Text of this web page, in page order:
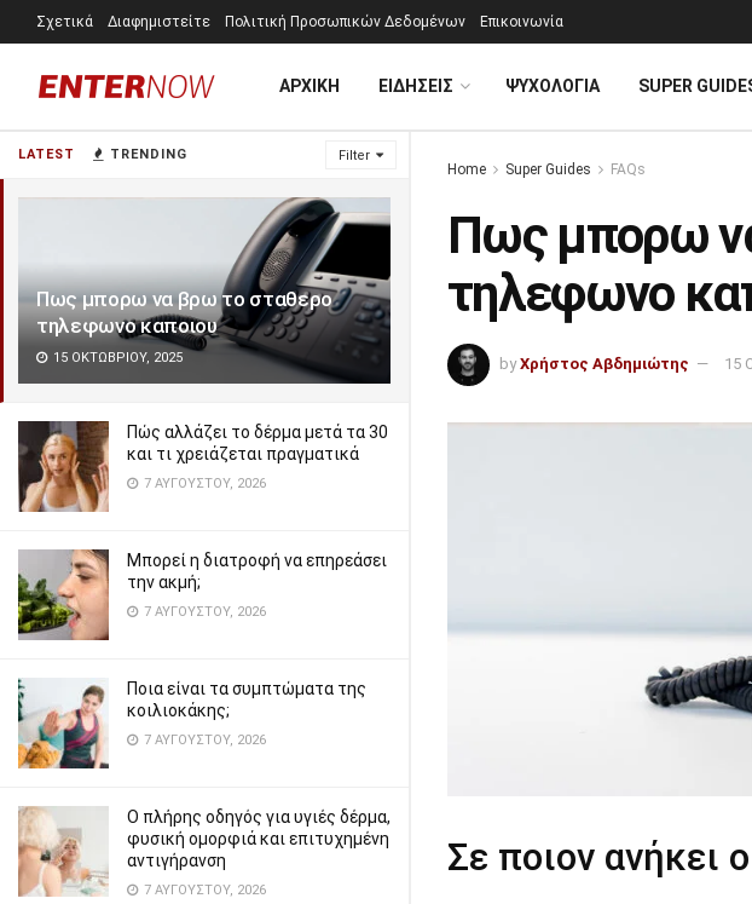
LATEST TRENDING Filter
Πως μπορω να βρω το σταθερο
τηλεφωνο καποιου
15 ΟΚΤΩΒΡΊΟΥ, 2025
Πώς αλλάζει το δέρμα μετά τα 30
και τι χρειάζεται πραγματικά
7 ΑΥΓΟΎΣΤΟΥ, 2026
Μπορεί η διατροφή να επηρεάσει
την ακμή;
7 ΑΥΓΟΎΣΤΟΥ, 2026
Ποια είναι τα συμπτώματα της
κοιλιοκάκης;
7 ΑΥΓΟΎΣΤΟΥ, 2026
Ο πλήρης οδηγός για υγιές δέρμα,
φυσική ομορφιά και επιτυχημένη
αντιγήρανση
7 ΑΥΓΟΎΣΤΟΥ, 2026
Σχετικά Διαφημιστείτε Πολιτική Προσωπικών Δεδομένων Επικοινωνία
ΑΡΧΙΚΗ ΕΙΔΗΣΕΙΣ ΨΥΧΟΛΟΓΊΑ SUPER
Home Super Guides FAQs
Πως μπορω
τηλεφωνο
by Χρήστος Αβδημιώτης 15
Σε ποιον ανήκει